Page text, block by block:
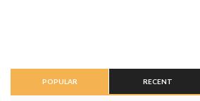
POPULAR RECENT